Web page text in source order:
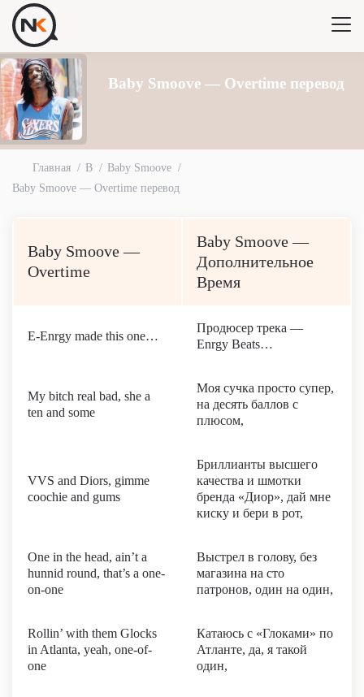
Baby Smoove — Overtime перевод
Главная B
Baby Smoove
Baby Smoove — Overtime перевод
Baby Smoove —
Overtime
Baby Smoove —
Дополнительное
Время
E-Enrgy made this one…
Продюсер трека —
Enrgy Beats…
My bitch real bad, she a
ten and some
Моя сучка просто супер,
на десять баллов с
плюсом,
VVS and Diors, gimme
coochie and gums
Бриллианты высшего
качества и шмотки
бренда «Диор», дай мне
киску и бери в рот,
One in the head, ain’t a
hunnid round, that’s a one-
on-one
Выстрел в голову, без
магазина на сто
патронов, один на один,
Rollin’ with them Glocks
in Atlanta, yeah, one-of-
one
Катаюсь с «Глоками» по
Атланте, да, я такой
один,